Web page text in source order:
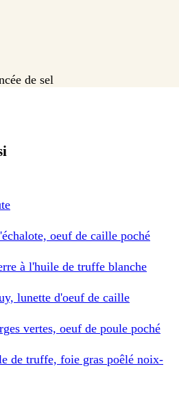
de sel
oeuf de caille poché
à l'huile de truffe blanche
lunette d'oeuf de caille
vertes, oeuf de poule poché
de truffe, foie gras poêlé noix-